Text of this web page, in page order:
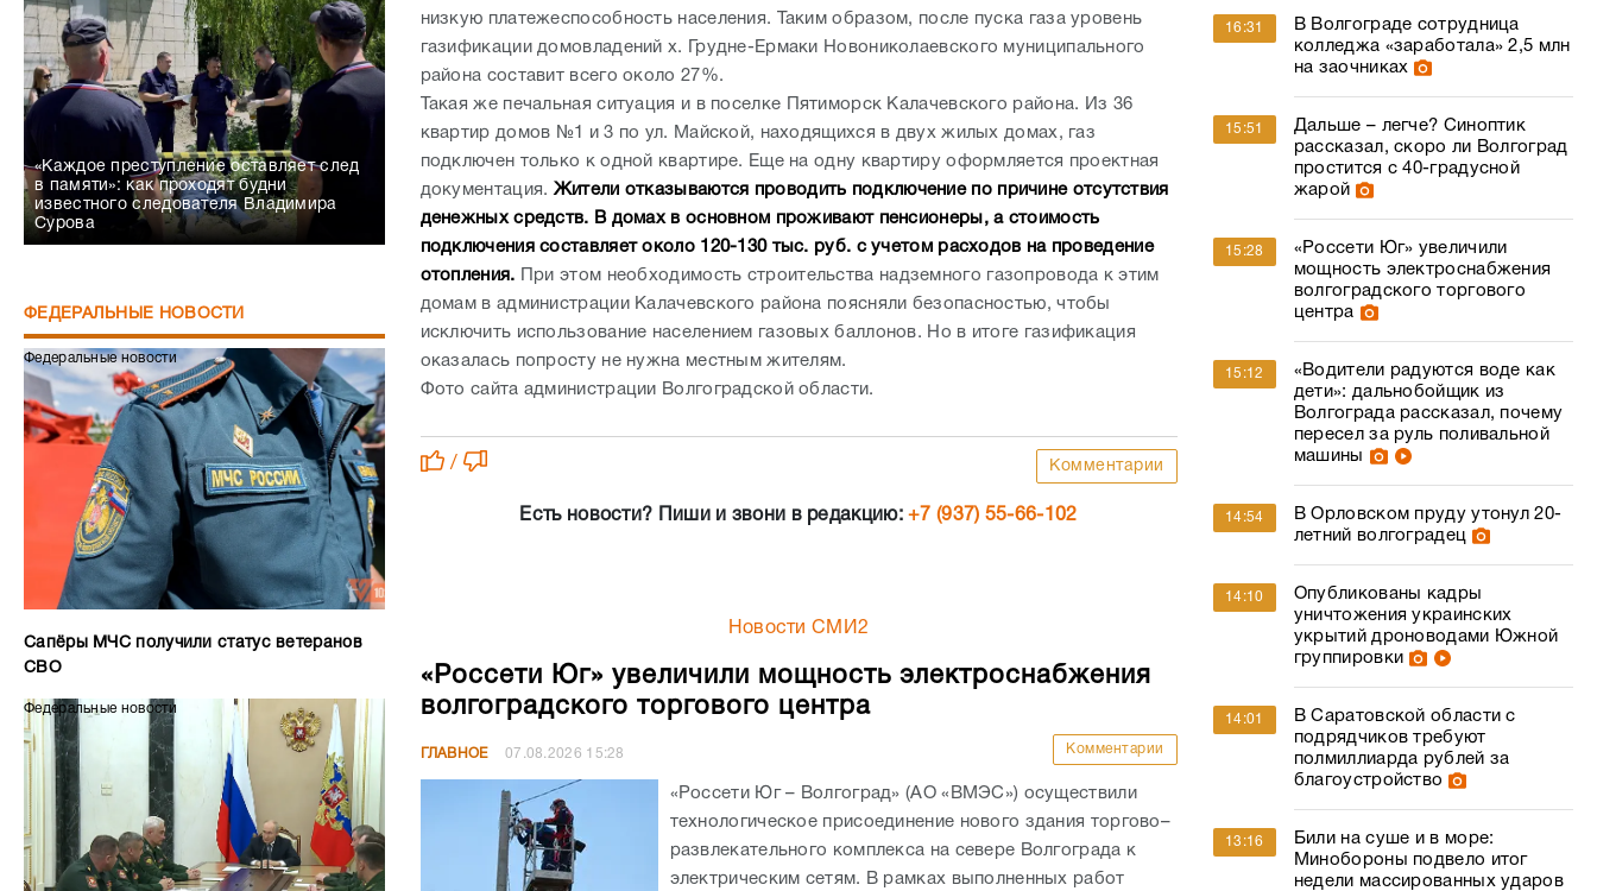
«Каждое преступление оставляет след
в памяти»: как проходят будни
известного следователя Владимира
Сурова
ФЕДЕРАЛЬНЫЕ НОВОСТИ
Федеральные новости
Сапёры МЧС получили статус ветеранов
СВО
Федеральные новости
низкую платежеспособность населения. Таким образом, после пуска газа уровень
газификации домовладений х. Грудне-Ермаки Новониколаевского муниципального
района составит всего около 27%.
Такая же печальная ситуация и в поселке Пятиморск Калачевского района. Из 36
квартир домов №1 и 3 по ул. Майской, находящихся в двух жилых домах, газ
подключен только к одной квартире. Еще на одну квартиру оформляется проектная
документация. Жители отказываются проводить подключение по причине отсутствия
денежных средств. В домах в основном проживают пенсионеры, а стоимость
подключения составляет около 120-130 тыс. руб. с учетом расходов на проведение
отопления. При этом необходимость строительства надземного газопровода к этим
домам в администрации Калачевского района поясняли безопасностью, чтобы
исключить использование населением газовых баллонов. Но в итоге газификация
оказалась попросту не нужна местным жителям.
Фото сайта администрации Волгоградской области.
/ Комментарии
Есть новости? Пиши и звони в редакцию:+7 (937) 55-66-102
Новости СМИ2
«Россети Юг» увеличили мощность электроснабжения
волгоградского торгового центра
ГЛАВНОЕ 07.08.2026 15:28 Комментарии
«Россети Юг – Волгоград» (АО «ВМЭС») осуществили
технологическое присоединение нового здания торгово–
развлекательного комплекса на севере Волгограда к
электрическим сетям. В рамках выполненных работ
16:31
В Волгограде сотрудница
колледжа «заработала» 2,5 млн
на заочниках
15:51
Дальше – легче? Синоптик
рассказал, скоро ли Волгоград
простится с 40-градусной
жарой
15:28
«Россети Юг» увеличили
мощность электроснабжения
волгоградского торгового
центра
15:12
«Водители радуются воде как
дети»: дальнобойщик из
Волгограда рассказал, почему
пересел за руль поливальной
машины
14:54
В Орловском пруду утонул 20-
летний волгоградец
14:10
Опубликованы кадры
уничтожения украинских
укрытий дроноводами Южной
группировки
14:01
В Саратовской области с
подрядчиков требуют
полмиллиарда рублей за
благоустройство
13:16
Били на суше и в море:
Минобороны подвело итог
недели массированных ударов